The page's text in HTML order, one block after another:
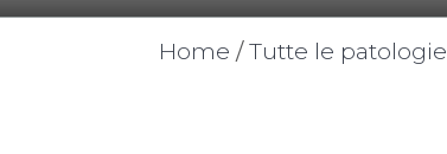
Home /Tutte le patologie